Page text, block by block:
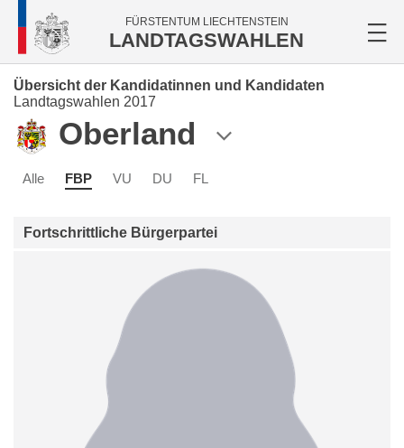
FÜRSTENTUM LIECHTENSTEIN
LANDTAGSWAHLEN
Übersicht der Kandidatinnen und Kandidaten
Landtagswahlen 2017
Oberland
Alle FBP VU DU FL
Fortschrittliche Bürgerpartei